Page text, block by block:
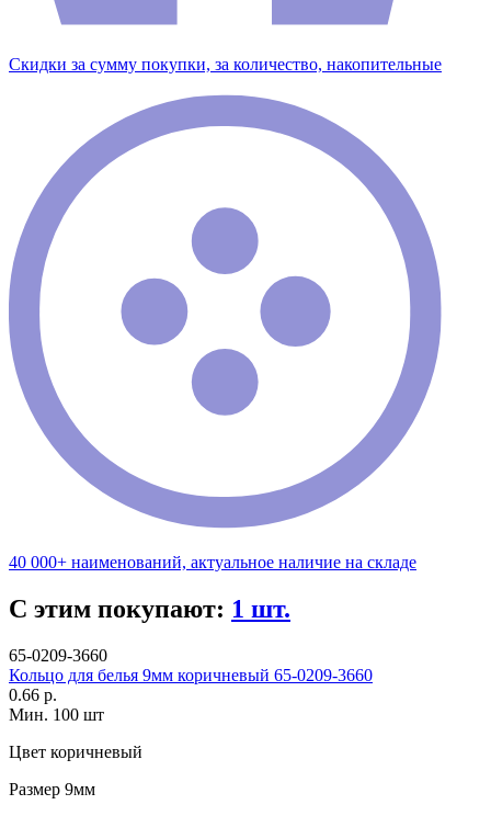
Скидки за сумму покупки, за количество, накопительные
40 000+ наименований, актуальное наличие на складе
С этим покупают: 1 шт.
65-0209-3660
Кольцо для белья 9мм коричневый 65-0209-3660
0.66 р.
Мин. 100 шт
Цвет коричневый
Размер 9мм